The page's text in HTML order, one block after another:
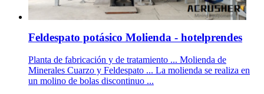
Feldespato potásico Molienda - hotelprendes
Planta de fabricación y de tratamiento ... Molienda de
Minerales Cuarzo y Feldespato ... La molienda se realiza en
un molino de bolas discontinuo ...